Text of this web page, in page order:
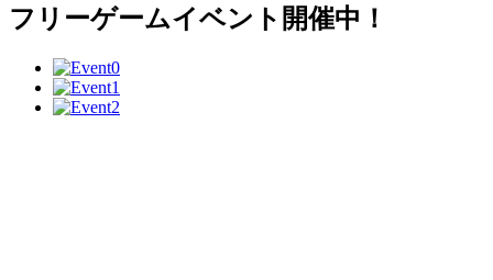
フリーゲームイベント開催中！